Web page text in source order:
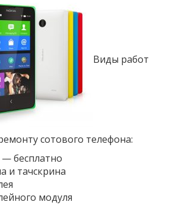
Виды работ
сотового телефона:
бесплатно
и тачскрина
модуля